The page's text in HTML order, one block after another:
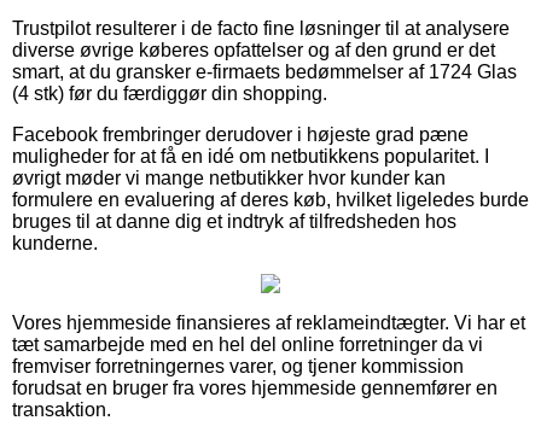
Trustpilot resulterer i de facto fine løsninger til at analysere
diverse øvrige køberes opfattelser og af den grund er det
smart, at du gransker e-firmaets bedømmelser af 1724 Glas
(4 stk) før du færdiggør din shopping.
Facebook frembringer derudover i højeste grad pæne
muligheder for at få en idé om netbutikkens popularitet. I
øvrigt møder vi mange netbutikker hvor kunder kan
formulere en evaluering af deres køb, hvilket ligeledes burde
bruges til at danne dig et indtryk af tilfredsheden hos
kunderne.
Vores hjemmeside finansieres af reklameindtægter. Vi har et
tæt samarbejde med en hel del online forretninger da vi
fremviser forretningernes varer, og tjener kommission
forudsat en bruger fra vores hjemmeside gennemfører en
transaktion.